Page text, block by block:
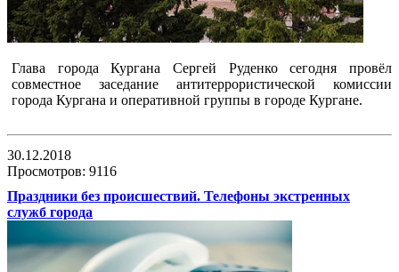
Глава города Кургана Сергей Руденко сегодня провёл
совместное заседание антитеррористической комиссии
города Кургана и оперативной группы в городе Кургане.
30.12.2018
Просмотров: 9116
Праздники без происшествий. Телефоны экстренных
служб города